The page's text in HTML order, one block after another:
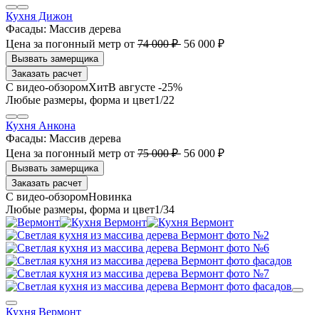
Кухня Дижон
Фасады: Массив дерева
Цена за погонный метр от 74 000 ₽ 56 000 ₽
Заказать расчет
В августе -25%
1/22
Кухня Анкона
Фасады: Массив дерева
Цена за погонный метр от 75 000 ₽ 56 000 ₽
Заказать расчет
1/34
Кухня Вермонт